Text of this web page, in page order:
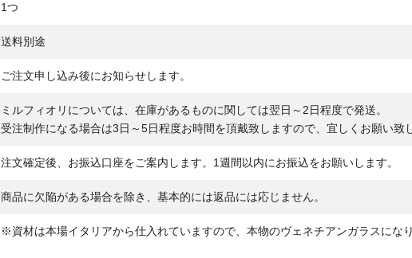
1つ
送料別途
ご注文申し込み後にお知らせします。
ミルフィオリについては、在庫があるものに関しては翌日～2日程度で発送。
受注制作になる場合は3日～5日程度お時間を頂戴致しますので、宜しくお願い致
注文確定後、お振込口座をご案内します。1週間以内にお振込をお願いします。
商品に欠陥がある場合を除き、基本的には返品には応じません。
※資材は本場イタリアから仕入れていますので、本物のヴェネチアンガラスにな